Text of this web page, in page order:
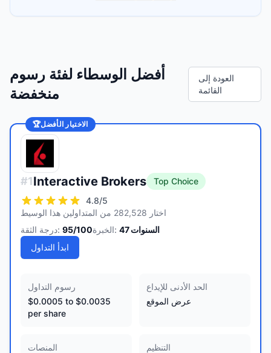
أفضل الوسطاء لفئة رسوم
منخفضة
العودة إلى
القائمة
🏆الاختيار الأفضل
#1Interactive Brokers
Top Choice
4.8/5
اختار 282,528 من المتداولين هذا الوسيط
درجة الثقة: 95/100 الخبرة: 47 السنوات
ابدأ التداول
رسوم التداول
$0.0005 to $0.0035
per share
الحد الأدنى للإيداع
عرض الموقع
المنصات
التنظيم